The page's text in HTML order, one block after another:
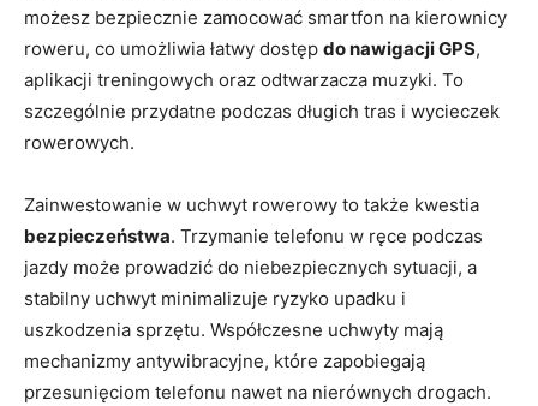
możesz bezpiecznie zamocować smartfon na kierownicy
roweru, co umożliwia łatwy dostęp do nawigacji GPS,
aplikacji treningowych oraz odtwarzacza muzyki. To
szczególnie przydatne podczas długich tras i wycieczek
rowerowych.
Zainwestowanie w uchwyt rowerowy to także kwestia
bezpieczeństwa. Trzymanie telefonu w ręce podczas
jazdy może prowadzić do niebezpiecznych sytuacji, a
stabilny uchwyt minimalizuje ryzyko upadku i
uszkodzenia sprzętu. Współczesne uchwyty mają
mechanizmy antywibracyjne, które zapobiegają
przesunięciom telefonu nawet na nierównych drogach.